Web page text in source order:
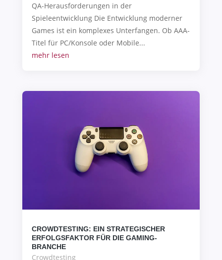
QA-Herausforderungen in der
Spieleentwicklung Die Entwicklung moderner
Games ist ein komplexes Unterfangen. Ob AAA-
Titel für PC/Konsole oder Mobile...
mehr lesen
CROWDTESTING: EIN STRATEGISCHER
ERFOLGSFAKTOR FÜR DIE GAMING-
BRANCHE
Crowdtesting